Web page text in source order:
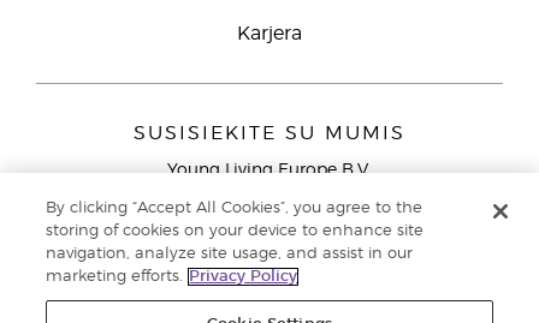
Karjera
SUSISIEKITE SU MUMIS
Young Living Europe B.V.
9727 AJ Groningen
Klientų aptarnavimas (nemokami skambučiai iš laidinių
telefonų Lietuvoje)80030914
By clicking “Accept All Cookies”, you agree to the
storing of cookies on your device to enhance site
navigation, analyze site usage, and assist in our
marketing efforts.
Privacy Policy